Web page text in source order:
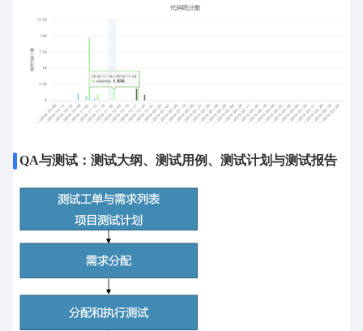
QA与测试：测试大纲、测试用例、测试计划与测试报告